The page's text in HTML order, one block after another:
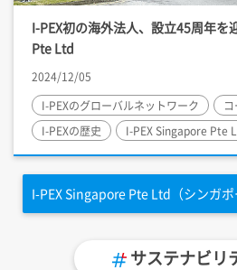
I-PEX初の海外法人、設立45周年を
Pte Ltd
2024/12/05
I-PEXのグローバルネットワーク
I-PEXの歴史 I-PEXSingapore Pte
I-PEX Singapore Pte Ltd（シンガ
サステナビリ